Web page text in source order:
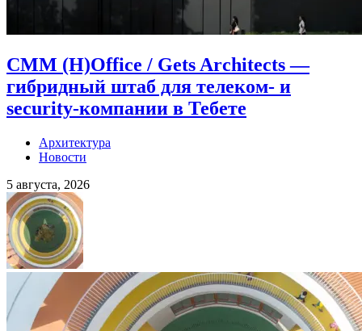
CMM (H)Office / Gets Architects —
гибридный штаб для телеком- и
security-компании в Тебете
Архитектура
Новости
5 августа, 2026